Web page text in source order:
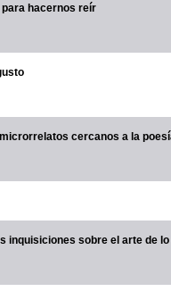
hacernos reír
cercanos a la
inquisiciones sobre el arte de